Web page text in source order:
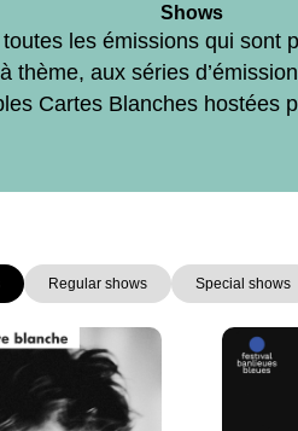
Shows
les émissions qui sont
thème, aux séries
Cartes Blanches hostées
Regular shows Special shows
Page PagePagePagePagePage